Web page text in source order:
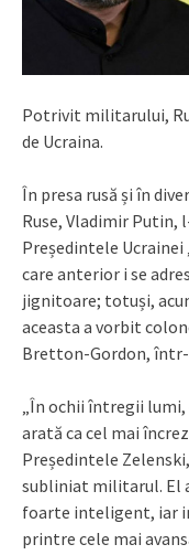
Potrivit militarului,
de Ucraina.
În presa rusă și în
Ruse, Vladimir
Președintele
care anterior i se
jignitoare; totuși,
aceasta a vorbit
Bretton-Gordon, într-
„În ochii întregii lumi,
arată ca cel mai
Președintele
subliniat militarul. El
foarte inteligent, iar
printre cele mai